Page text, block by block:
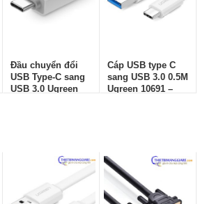
Đầu chuyển đổi
USB Type-C sang
USB 3.0 Ugreen
Cáp USB type C
sang USB 3.0 0.5M
Ugreen 10691 –